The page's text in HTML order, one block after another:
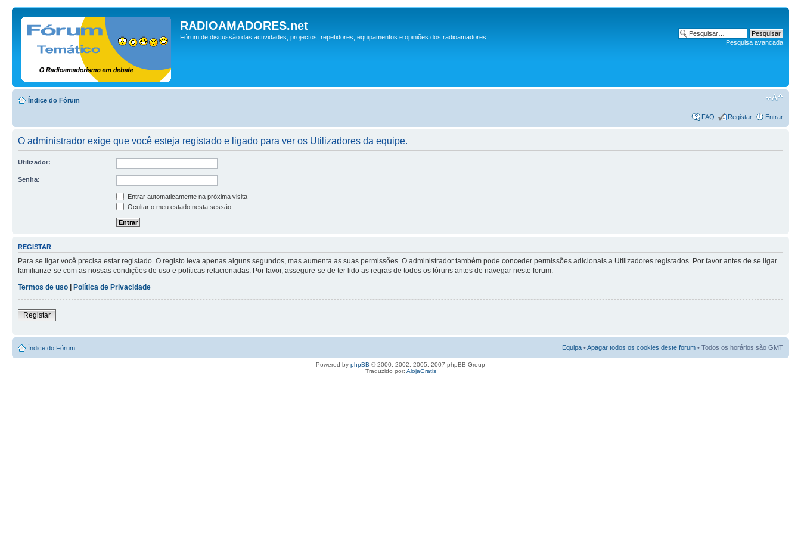
RADIOAMADORES.net
Fórum de discussão das actividades, projectos, repetidores, equipamentos e opiniões dos radioamadores.
Pesquisa avançada
Índice do Fórum
FAQ Registar Entrar
O administrador exige que você esteja registado e ligado para ver os Utilizadores da equipe.
Utilizador:
Senha:
Entrar automaticamente na próxima visita
Ocultar o meu estado nesta sessão
REGISTAR
Para se ligar você precisa estar registado. O registo leva apenas alguns segundos, mas aumenta as suas permissões. O administrador também pode conceder permissões adicionais a Utilizadores registados. Por favor antes de se ligar
familiarize-se com as nossas condições de uso e políticas relacionadas. Por favor, assegure-se de ter lido as regras de todos os fóruns antes de navegar neste forum.
Termos de uso | Política de Privacidade
Registar
Índice do Fórum Equipa •Apagar todos os cookies deste forum • Todos os horários são GMT
Powered by phpBB © 2000, 2002, 2005, 2007 phpBB Group
Traduzido por: AlojaGratis